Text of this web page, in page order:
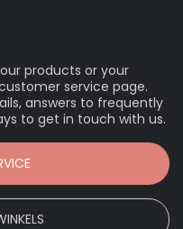
products or your
service page.
answers to frequently
to get in touch with us.